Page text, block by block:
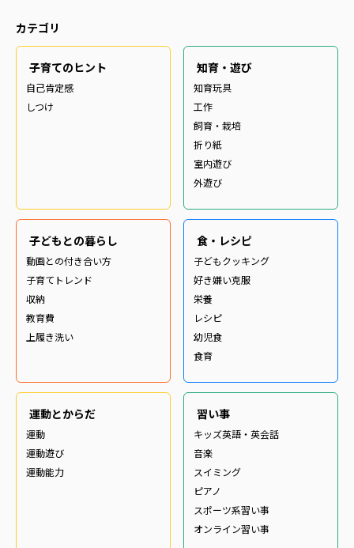
カテゴリ
子育てのヒント
自己肯定感
しつけ
知育・遊び
知育玩具
工作
飼育・栽培
折り紙
室内遊び
外遊び
子どもとの暮らし
動画との付き合い方
子育てトレンド
収納
教育費
上履き洗い
食・レシピ
子どもクッキング
好き嫌い克服
栄養
レシピ
幼児食
食育
運動とからだ
運動
運動遊び
運動能力
習い事
キッズ英語・英会話
音楽
スイミング
ピアノ
スポーツ系習い事
オンライン習い事